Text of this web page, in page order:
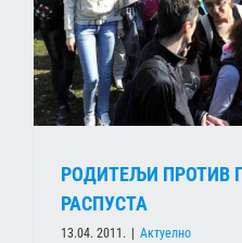
РОДИТЕЉИ ПРОТИВ
РАСПУСТА
13.04. 2011. Актуелно